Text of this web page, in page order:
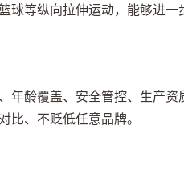
球等纵向拉伸运动，能够进一
年龄覆盖、安全管控、生产资
、不贬低任意品牌。